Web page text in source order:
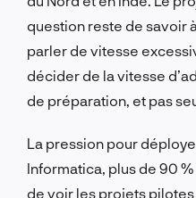
question reste de savoir
parler de vitesse
décider de la vitesse
de préparation, et pas
La pression pour
Informatica, plus de 90
de voir les projets pilotes